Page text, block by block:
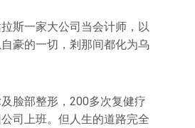
斯一家大公司当会计师，以
豪的一切，剎那间都化为乌
脸部整形，200多次复健疗
司上班。但人生的道路完全